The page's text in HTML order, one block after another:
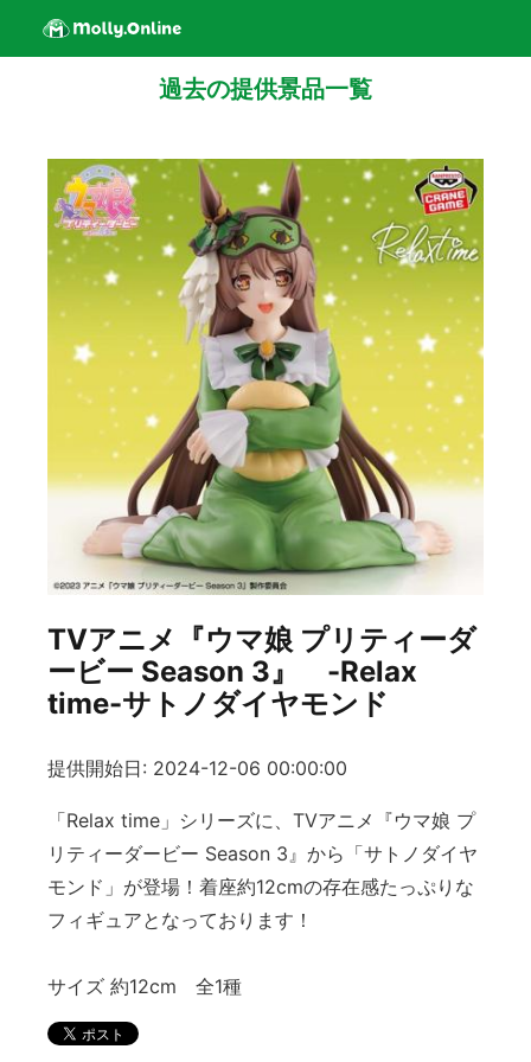
過去の提供景品一覧
TVアニメ『ウマ娘 プリティーダ
ービー Season 3』 -Relax
time-サトノダイヤモンド
提供開始日: 2024-12-06 00:00:00
「Relax time」シリーズに、TVアニメ『ウマ娘 プ
リティーダービー Season 3』から「サトノダイヤ
モンド」が登場！着座約12cmの存在感たっぷりな
フィギュアとなっております！
サイズ 約12cm 全1種